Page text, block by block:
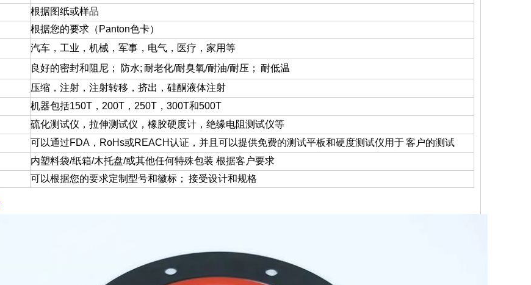
根据图纸或样品
根据您的要求（Panton色卡）
汽车，工业，机械，军事，电气，医疗，家用等
良好的密封和阻尼； 防水; 耐老化/耐臭氧/耐油/耐压； 耐低温
压缩，注射，注射转移，挤出，硅酮液体注射
机器包括150T，200T，250T，300T和500T
硫化测试仪，拉伸测试仪，橡胶硬度计，绝缘电阻测试仪等
可以通过FDA，RoHs或REACH认证，并且可以提供免费的测试平板和硬度测试仪用于客户的测试
内塑料袋/纸箱/木托盘/或其他任何特殊包装 根据客户要求
可以根据您的要求定制型号和徽标； 接受设计和规格